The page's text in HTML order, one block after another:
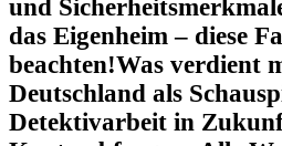
und
das Eigenheim – diese
beachten!Was verdient
Deutschland als
Detektivarbeit in